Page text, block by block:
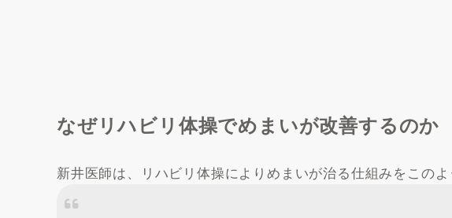
なぜリハビリ体操でめまいが改善するのか
新井医師は、リハビリ体操によりめまいが治る仕組みをこのよ